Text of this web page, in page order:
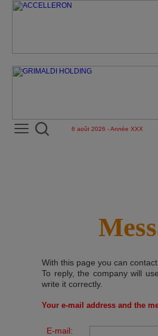
6 août 2026 - Année XXX
With this page you can contact
To reply, the company will
write it correctly.
Your e-mail address and the
E-mail: